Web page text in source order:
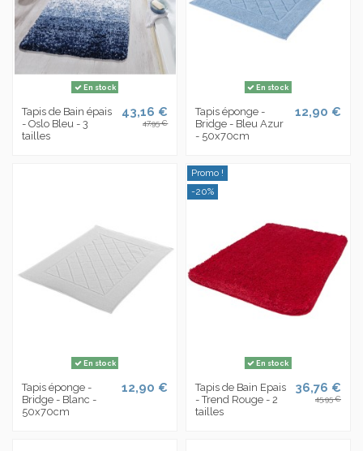
En stock
Tapis de Bain épais
- Oslo Bleu - 3
tailles
43,16 €
47,95 €
En stock
Tapis éponge -
Bridge - Bleu Azur
- 50x70cm
12,90 €
En stock
Tapis éponge -
Bridge - Blanc -
50x70cm
12,90 €
Promo !
-20%
En stock
Tapis de Bain Epais
- Trend Rouge - 2
tailles
36,76 €
45,95 €